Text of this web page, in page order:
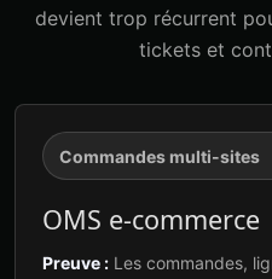
devient trop récurrent
tickets et
Commandes multi-sites
OMS e-commerce
Preuve : Les commandes,